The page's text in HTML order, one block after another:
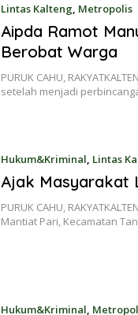
Lintas Kalteng, Metropolis
Aipda Ramot
Berobat Warga
PURUK CAHU,
setelah menjadi
Hukum&Kriminal, Lintas
Ajak Masyarakat
PURUK CAHU,
Mantiat Pari, Kecamatan
Hukum&Kriminal,